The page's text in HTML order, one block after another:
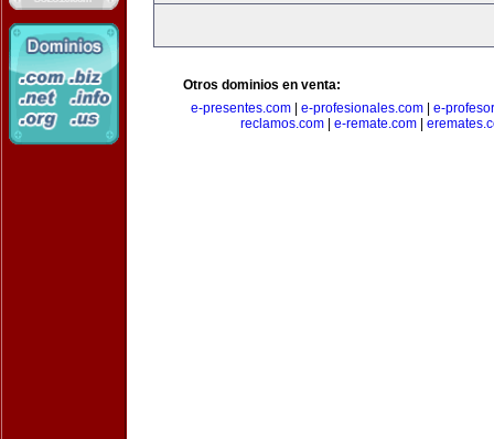
Otros dominios en venta:
e-presentes.com
e-profesionales.com
e-
reclamos.com
e-remate.com